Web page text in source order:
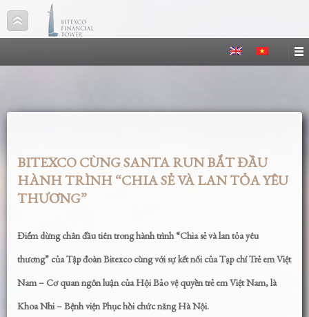
BITEXCO CÙNG SANTA RUN BẮT ĐẦU
HÀNH TRÌNH “CHIA SẺ VÀ LAN TỎA YÊU
THƯƠNG”
Điểm dừng chân đầu tiên trong hành trình “Chia sẻ và lan tỏa yêu
thương” của Tập đoàn Bitexco cùng với sự kết nối của Tạp chí Trẻ em Việt
Nam – Cơ quan ngôn luận của Hội Bảo vệ quyền trẻ em Việt Nam, là
Khoa Nhi – Bệnh viện Phục hồi chức năng Hà Nội.